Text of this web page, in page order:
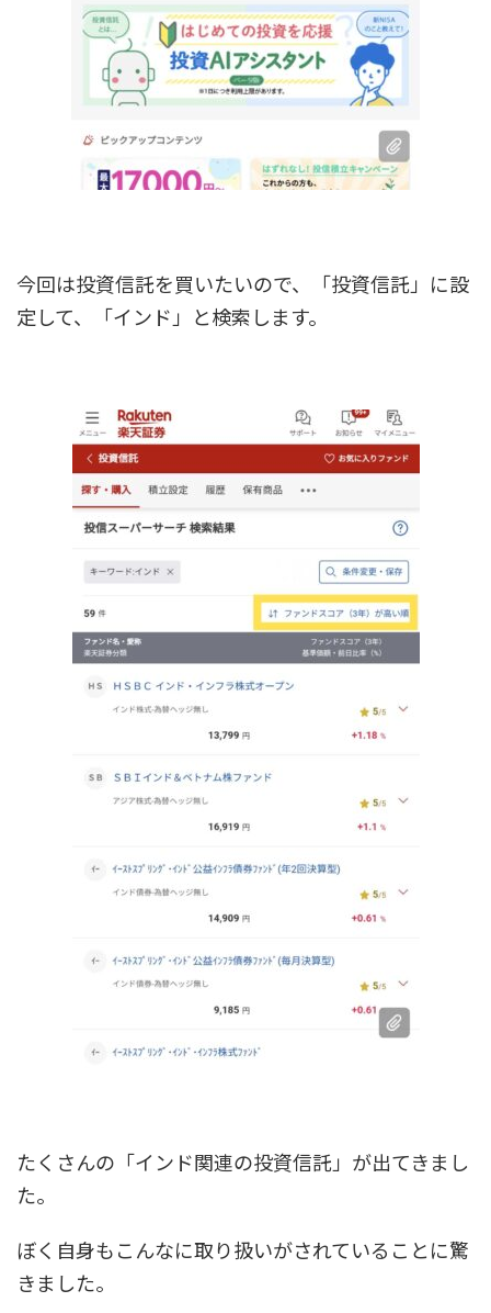
今回は投資信託を買いたいので、「投資信託」に設
定して、「インド」と検索します。
たくさんの「インド関連の投資信託」が出てきまし
た。
ぼく自身もこんなに取り扱いがされていることに驚
きました。